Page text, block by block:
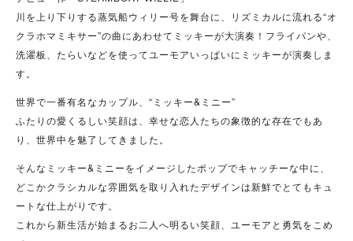
川を上り下りする蒸気船ウィリー号を舞台に、リズミカルに流れる“オ
クラホマミキサー”の曲にあわせてミッキーが大演奏！フライパンや、
洗濯板、たらいなどを使ってユーモアいっぱいにミッキーが演奏しま
す。
世界で一番有名なカップル、“ミッキー&ミニー”
ふたりの愛くるしい笑顔は、幸せな恋人たちの象徴的な存在でもあ
り、世界中を魅了してきました。
そんなミッキー&ミニーをイメージしたポップでキャッチーな中に、
どこかクラシカルな雰囲気を取り入れたデザインは新鮮でとてもキュ
ートな仕上がりです。
これから新生活が始まるお二人へ明るい笑顔、ユーモアと勇気をこめ